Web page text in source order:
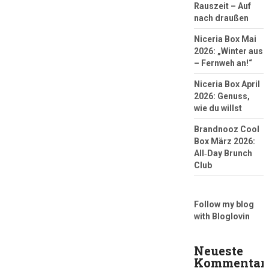
Rauszeit – Auf
nach draußen
Niceria Box Mai
2026: „Winter aus
– Fernweh an!“
Niceria Box April
2026: Genuss,
wie du willst
Brandnooz Cool
Box März 2026:
All‑Day Brunch
Club
Follow my blog
with Bloglovin
Neueste